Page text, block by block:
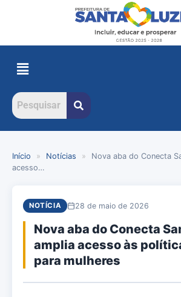
Início » Notícias »
Nova aba do Conecta
acesso…
NOTÍCIA 28 de maio de 2026
Nova aba do Conecta
amplia acesso às
para mulheres